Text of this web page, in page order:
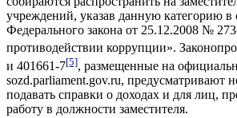
учреждений, указав данную категорию
Федерального закона от 25.12.2008 №
противодействии коррупции».
и 401661-7[5], размещенные на
sozd.parliament.gov.ru, предусматривают
подавать справки о доходах и для лиц,
работу в должности заместителя.